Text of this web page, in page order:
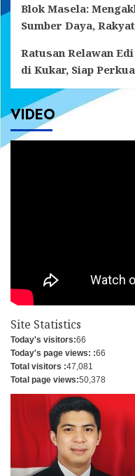
Blok Masela:
Sumber Daya,
Ratusan Relawan
di Kukar, Siap
VIDEO
Site Statistics
Today's visitors:66
Today's page views: :66
Total visitors :47,081
Total page views:50,378